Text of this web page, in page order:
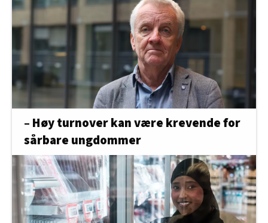
– Høy turnover kan være krevende for
sårbare ungdommer